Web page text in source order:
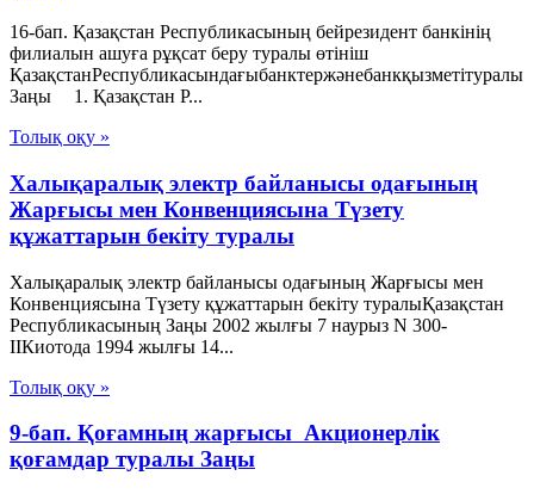
16-бап. Қазақстан Республикасының бейрезидент банкінің
филиалын ашуға рұқсат беру туралы өтініш
ҚазақстанРеспубликасындағыбанктержәнебанкқызметітуралы
Заңы 1. Қазақстан Р...
Толық оқу »
Халықаралық электр байланысы одағының
Жарғысы мен Конвенциясына Түзету
құжаттарын бекіту туралы
Халықаралық электр байланысы одағының Жарғысы мен
Конвенциясына Түзету құжаттарын бекіту туралыҚазақстан
Республикасының Заңы 2002 жылғы 7 наурыз N 300-
ІІКиотода 1994 жылғы 14...
Толық оқу »
9-бап. Қоғамның жарғысы Акционерлік
қоғамдар туралы Заңы